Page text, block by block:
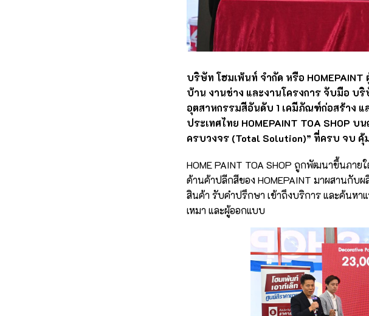
บริษัท โฮมเพ้นท์ จำกัด หรือ
บ้าน งานช่าง และงานโครงการ จับมือ บ
อุตสาหกรรมสีอันดับ 1 เคมีภัณฑ์ก่อสร้าง แ
ประเทศไทย HOMEPAINT TOA
ครบวงจร (Total Solution)” ที่ครบ จบ คุ้
HOME PAINT TOA SHOP ถูกพัฒนาขึ้นภาย
ด้านค้าปลีกสีของ HOMEPAINT มาผสานกับ
สินค้า รับคำปรึกษา เข้าถึงบริการ และค้นหา
เหมา และผู้ออกแบบ